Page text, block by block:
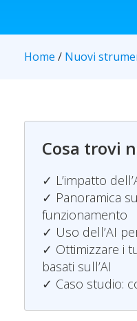
Home / Nuovi
Cosa trovi
✓ L’impatto
✓ Panoramica
funzionamento
✓ Uso dell’AI
✓ Ottimizzare i
basati sull’AI
✓ Caso studio: